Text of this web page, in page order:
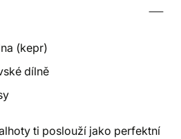
(kepr)
dílně
ti poslouží jako perfektní